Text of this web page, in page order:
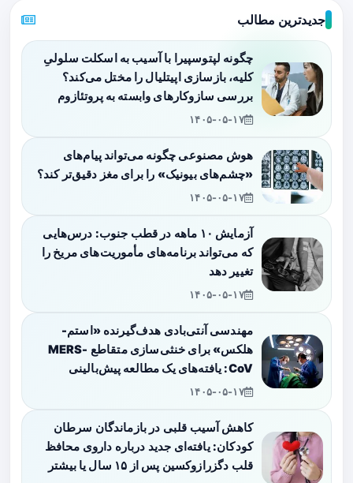
جدیدترین مطالب
چگونه لپتوسپیرا با آسیب به اسکلت سلولیِ
کلیه، بازسازی اپیتلیال را مختل می‌کند؟
بررسی سازوکارهای وابسته به پروتئازوم
۱۴۰۵-۰۵-۱۷
هوش مصنوعی چگونه می‌تواند پیام‌های
«چشم‌های بیونیک» را برای مغز دقیق‌تر کند؟
۱۴۰۵-۰۵-۱۷
آزمایش ۱۰ ماهه در قطب جنوب: درس‌هایی
که می‌تواند برنامه‌های مأموریت‌های مریخ را
تغییر دهد
۱۴۰۵-۰۵-۱۷
مهندسی آنتی‌بادی هدف‌گیرنده «استم-
هلکس» برای خنثی‌سازی متقاطع MERS-
CoV: یافته‌های یک مطالعه پیش‌بالینی
۱۴۰۵-۰۵-۱۷
کاهش آسیب قلبی در بازماندگان سرطان
کودکان: یافته‌ای جدید درباره داروی محافظ
قلب دگزرازوکسین پس از ۱۵ سال یا بیشتر